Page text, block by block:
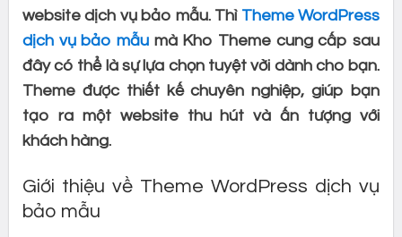
website dịch vụ bảo mẫu. Thì Theme WordPress
dịch vụ bảo mẫumà Kho Theme cung cấp sau
đây có thể là sự lựa chọn tuyệt vời dành cho bạn.
Theme được thiết kế chuyên nghiệp, giúp bạn
tạo ra một website thu hút và ấn tượng với
khách hàng.
Giới thiệu về Theme WordPress dịch vụ
bảo mẫu